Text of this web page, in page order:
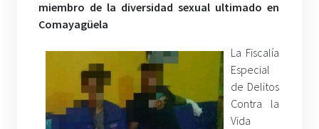
miembro de la diversidad sexual ultimado en
Comayagüela
La Fiscalía
Especial
de Delitos
Contra la
Vida